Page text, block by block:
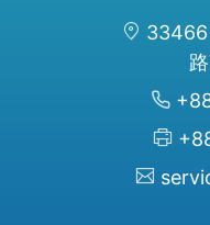
33466